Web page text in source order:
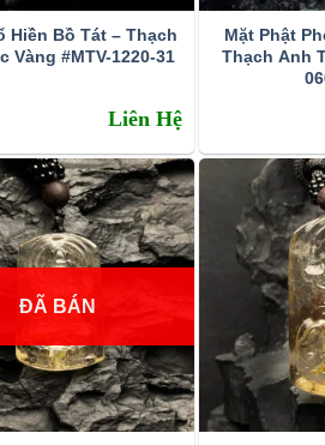
Hiền Bồ Tát – Thạch
Vàng #MTV-1220-31
Liên Hệ
Mặt Phật
Thạch Anh
ĐÃ BÁN